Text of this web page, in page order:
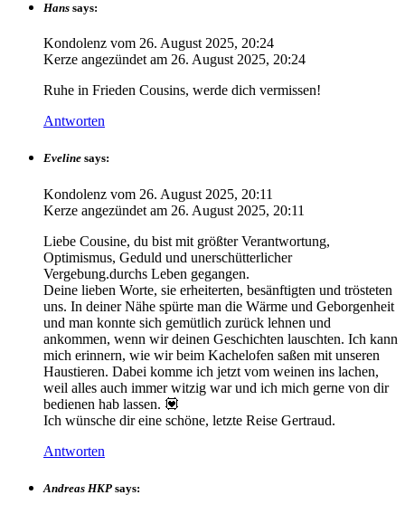
Hans says:
Kondolenz vom 26. August 2025, 20:24
Kerze angezündet am 26. August 2025, 20:24
Ruhe in Frieden Cousins, werde dich vermissen!
Antworten
Eveline says:
Kondolenz vom 26. August 2025, 20:11
Kerze angezündet am 26. August 2025, 20:11
Liebe Cousine, du bist mit größter Verantwortung,
Optimismus, Geduld und unerschütterlicher
Vergebung.durchs Leben gegangen.
Deine lieben Worte, sie erheiterten, besänftigten und trösteten
uns. In deiner Nähe spürte man die Wärme und Geborgenheit
und man konnte sich gemütlich zurück lehnen und
ankommen, wenn wir deinen Geschichten lauschten. Ich kann
mich erinnern, wie wir beim Kachelofen saßen mit unseren
Haustieren. Dabei komme ich jetzt vom weinen ins lachen,
weil alles auch immer witzig war und ich mich gerne von dir
bedienen hab lassen. 💟
Ich wünsche dir eine schöne, letzte Reise Gertraud.
Antworten
Andreas HKP says: